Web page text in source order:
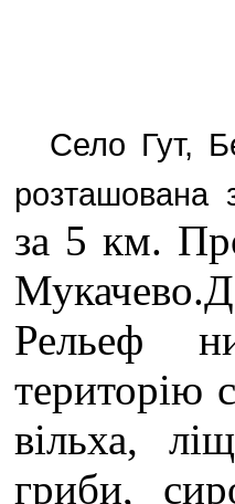
Село Гут,
розташована
за 5 км.
Рельеф
територію
вільха,
гриби,